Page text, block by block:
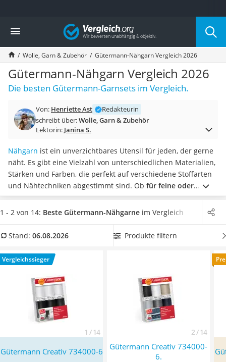
Die beliebtesten Vergleiche nach Kategorie
Freizeit & Sport
Gartentrampolin
Trampolin
Metalldetektor
Eufab-Fahrradträger
Trampolin 366 cm
Aluminium-Koffer
Futterboot
E-Bike-Dreirad
Trekkingschuhe Herren
Reisetasche mit Rollen
Klimmzugstation
Koffer
Nachtsichtgerät
Handgepäck-Koffer
Wanderschuhe Herren
Sicherheitsweste Reiten
Vergleich
Wolle, Garn & Zubehör Gütermann-Nähgarn Vergleich 2026
Gütermann-Nähgarn Vergleich 2026
Die besten Gütermann-Garnsets im Vergleich.
Von: Henriette Ast
Redakteurin
schreibt über:Wolle, Garn & Zubehör
Lektorin: Janina S.
Nähgarn ist ein unverzichtbares Utensil für jeden, der gerne
näht. Es gibt eine Vielzahl von unterschiedlichen Materialien,
Stärken und Farben, die perfekt auf verschiedene Stoffarten
und Nähtechniken abgestimmt sind. Ob für feine oder
robuste Stoffe, Hand- oder Maschinennähen– mit
Gütermann-Nähgarn ist laut gängigen Online-Tests jedes
Produkttabelle ein
Gütermann-Nähgarn mit großer
starten können. Überzeugt hat uns hier im August 2026
besonders das Modell
seinen Eigenschaften.
1 - 2 von 14: Beste Gütermann-Nähgarne im Vergleich
Stand: 06.08.2026 Produkte filtern
Vergleichssieger
1 / 14 2 / 14
Gütermann Creativ 734000-6
Gütermann Creativ 734000-
6.